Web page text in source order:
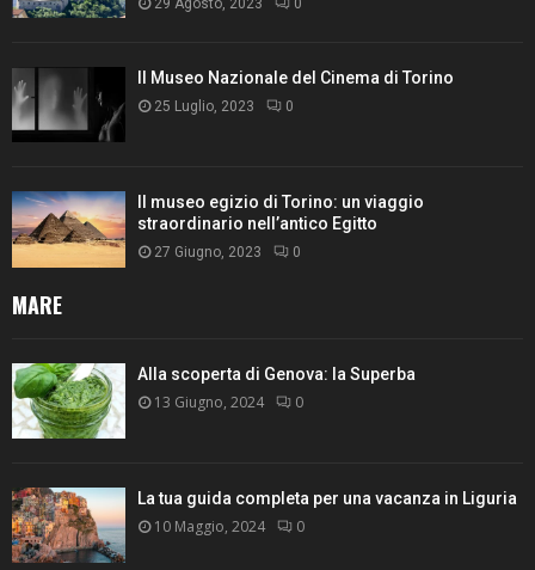
Il Museo Nazionale del Cinema di Torino
25 Luglio, 2023 0
Il museo egizio di Torino: un viaggio
straordinario nell’antico Egitto
27 Giugno, 2023 0
MARE
Alla scoperta di Genova: la Superba
13 Giugno, 2024 0
La tua guida completa per una vacanza in Liguria
10 Maggio, 2024 0